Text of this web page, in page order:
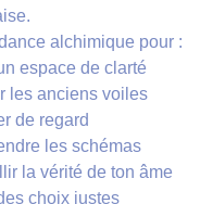
alchimique pour :
espace de clarté
les anciens voiles
de regard
les schémas
la vérité de ton âme
choix justes